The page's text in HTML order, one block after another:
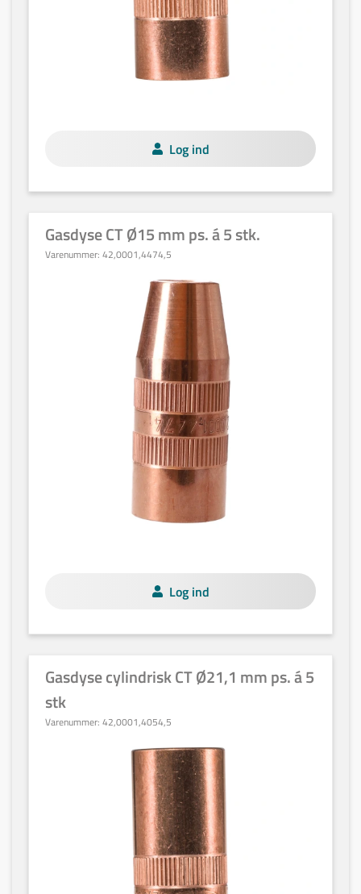
Log ind
Gasdyse CT Ø15 mm ps. á 5 stk.
Varenummer: 42,0001,4474,5
Log ind
Gasdyse cylindrisk CT Ø21,1 mm ps. á 5
stk
Varenummer: 42,0001,4054,5